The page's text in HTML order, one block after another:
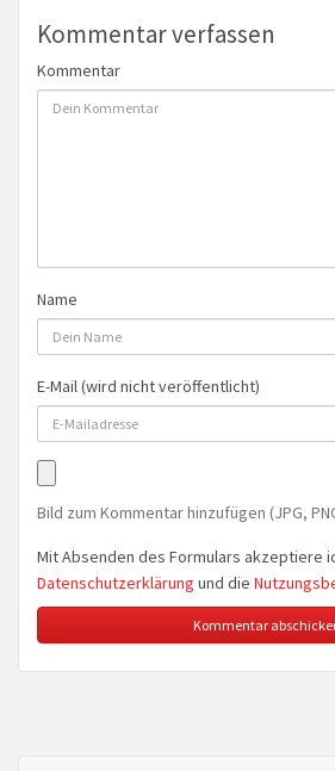
Kommentar verfassen
Kommentar
Name
E-Mail (wird nicht veröffentlicht)
Bild zum Kommentar hinzufügen (JPG,
Mit Absenden des Formulars akzeptiere
Datenschutzerklärung und die